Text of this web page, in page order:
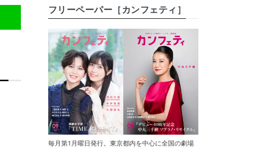
フリーペーパー［カンフェティ］
毎月第1月曜日発行。東京都内を中心に全国の劇場